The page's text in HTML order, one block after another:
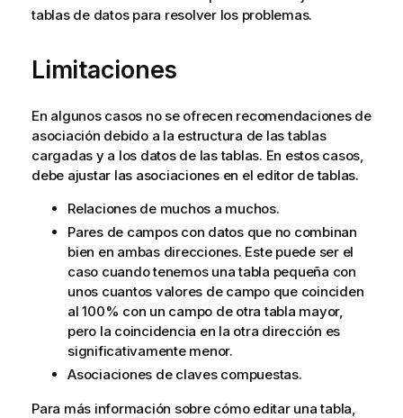
tablas de datos para resolver los problemas.
Limitaciones
En algunos casos no se ofrecen recomendaciones de
asociación debido a la estructura de las tablas
cargadas y a los datos de las tablas. En estos casos,
debe ajustar las asociaciones en el editor de tablas.
Relaciones de muchos a muchos.
Pares de campos con datos que no combinan
bien en ambas direcciones. Este puede ser el
caso cuando tenemos una tabla pequeña con
unos cuantos valores de campo que coinciden
al 100% con un campo de otra tabla mayor,
pero la coincidencia en la otra dirección es
significativamente menor.
Asociaciones de claves compuestas.
Para más información sobre cómo editar una tabla,